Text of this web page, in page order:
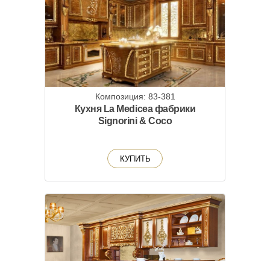
Композиция: 83-381
Кухня La Medicea фабрики
Signorini & Coco
КУПИТЬ